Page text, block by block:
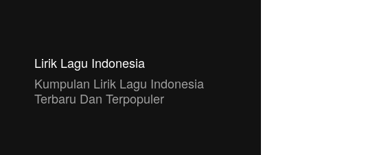
Lirik Lagu Indonesia
Kumpulan Lirik Lagu Indonesia
Terbaru Dan Terpopuler